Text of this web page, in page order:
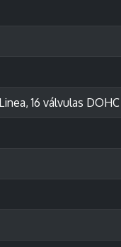
16 válvulas